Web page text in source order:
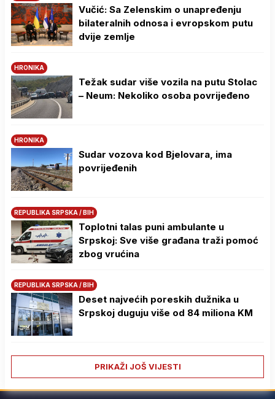
Vučić: Sa Zelenskim o unapređenju
bilateralnih odnosa i evropskom putu
dvije zemlje
HRONIKA
Težak sudar više vozila na putu Stolac
– Neum: Nekoliko osoba povrijeđeno
HRONIKA
Sudar vozova kod Bjelovara, ima
povrijeđenih
REPUBLIKA SRPSKA / BIH
Toplotni talas puni ambulante u
Srpskoj: Sve više građana traži pomoć
zbog vrućina
REPUBLIKA SRPSKA / BIH
Deset najvećih poreskih dužnika u
Srpskoj duguju više od 84 miliona KM
PRIKAŽI JOŠ VIJESTI